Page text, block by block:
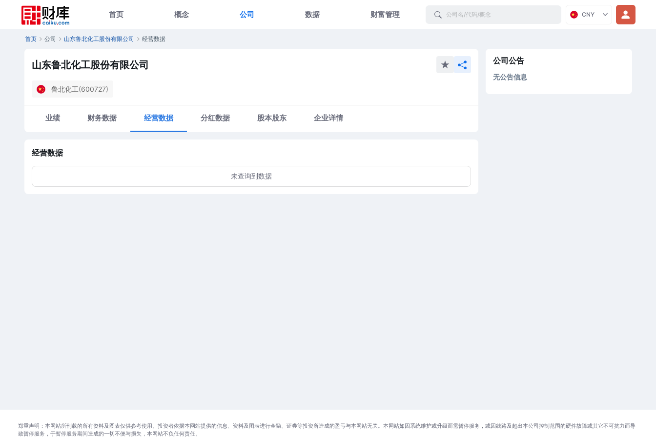
首页 概念 公司 数据 财富管理 Search CNY
首页 公司 山东鲁北化工股份有限公司 经营数据
山东鲁北化工股份有限公司
鲁北化工(600727)
业绩 财务数据 经营数据 分红数据 股本股东 企业详情
经营数据
未查询到数据
公司公告
无公告信息
郑重声明：本网站所刊载的所有资料及图表仅供参考使用。投资者依据本网站提供的信息、资料及图表进行金融、证券等投资所造成的盈亏与本网站无关。本网站如因系统维护或升级而需暂停服务，或因线路及超出本公司控制范围的硬件故障或其它不可抗力而导
致暂停服务，于暂停服务期间造成的一切不便与损失，本网站不负任何责任。